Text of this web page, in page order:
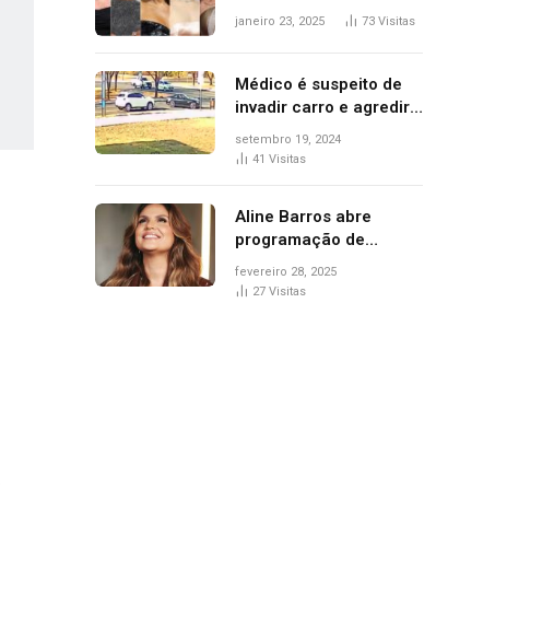
2025: veja as
janeiro 23, 2025 73 Visitas
Médico é suspeito de
invadir carro e agredir
delegado aposentado
durante confusão no
setembro 19, 2024
41 Visitas
Aline Barros abre
programação de
Carnaval na Praça dos
Girassóis nesta sexta-
fevereiro 28, 2025
27 Visitas